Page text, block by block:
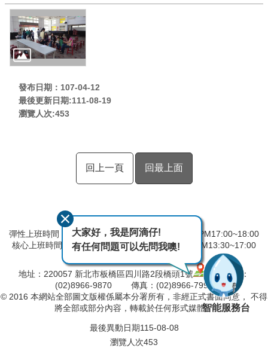
發布日期：107-04-12
最後更新日期:111-08-19
瀏覽人次:453
回上一頁 回最上面
彈性上班時間：AM8:00~09:00 彈性下班時間：PM17:00~18:00
核心上班時間：星期一 ~ 星期五 AM08:30~12:30 PM13:30~17:00
地址：220057 新北市板橋區四川路2段橋頭1號
電話：
(02)8966-9870 傳真：(02)8966-7996
© 2016 本網站全部圖文版權係屬本分署所有，非經正式書面同意， 不得
將全部或部分內容，轉載於任何形式媒體。
最後異動日期115-08-08
瀏覽人次453
大家好，我是阿滴仔!
有任何問題可以先問我噢!
智能服務台